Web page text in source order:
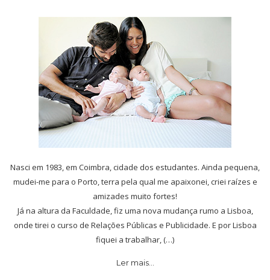
Nasci em 1983, em Coimbra, cidade dos estudantes. Ainda pequena,
mudei-me para o Porto, terra pela qual me apaixonei, criei raízes e
amizades muito fortes!
Já na altura da Faculdade, fiz uma nova mudança rumo a Lisboa,
onde tirei o curso de Relações Públicas e Publicidade. E por Lisboa
fiquei a trabalhar, (…)
Ler mais…